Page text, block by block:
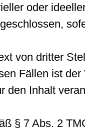
oder
von dritter
Fällen ist
den Inhalt
§ 7 Abs. 2